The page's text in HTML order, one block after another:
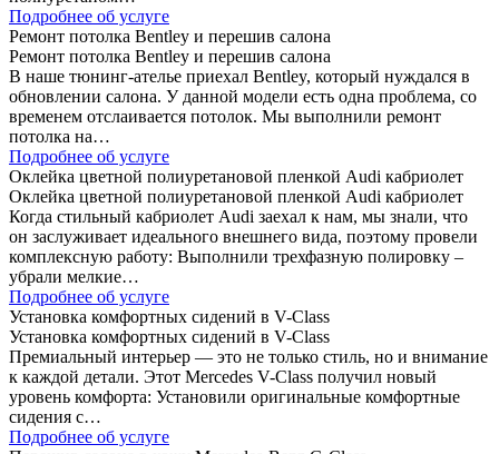
Подробнее об услуге
Ремонт потолка Bentley и перешив салона
Ремонт потолка Bentley и перешив салона
В наше тюнинг-ателье приехал Bentley, который нуждался в
обновлении салона. У данной модели есть одна проблема, со
временем отслаивается потолок. Мы выполнили ремонт
потолка на…
Подробнее об услуге
Оклейка цветной полиуретановой пленкой Audi кабриолет
Оклейка цветной полиуретановой пленкой Audi кабриолет
Когда стильный кабриолет Audi заехал к нам, мы знали, что
он заслуживает идеального внешнего вида, поэтому провели
комплексную работу: Выполнили трехфазную полировку –
убрали мелкие…
Подробнее об услуге
Установка комфортных сидений в V-Class
Установка комфортных сидений в V-Class
Премиальный интерьер — это не только стиль, но и внимание
к каждой детали. Этот Mercedes V-Class получил новый
уровень комфорта: Установили оригинальные комфортные
сидения с…
Подробнее об услуге